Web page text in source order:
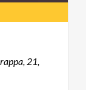
21,